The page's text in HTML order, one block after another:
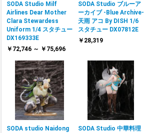
SODA Studio Milf
Airlines Dear Mother
Clara Stewardess
Uniform 1/4 スタチュー
DX169333E
￥72,746 ～ ￥75,696
SODA Studio ブルーア
ーカイブ -Blue Archive-
天雨 アコ By DISH 1/6
スタチュー DX07812E
￥28,319
SODA studio Naidong
SODA Studio 中華料理